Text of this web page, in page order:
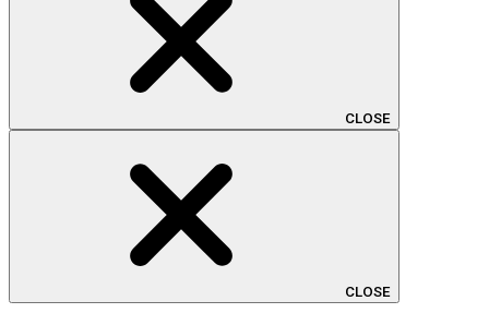
CLOSE
CLOSE